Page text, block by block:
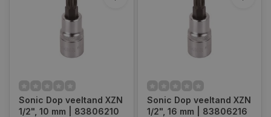
Sonic Dop veeltand XZN
1/2", 10 mm | 83806210
Sonic Dop veeltand XZN
1/2", 16 mm | 83806216